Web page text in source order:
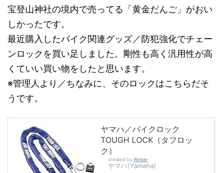
宝登山神社の境内で売ってる「黄金だんご」がおい
しかったです。
最近購入したバイク関連グッズ／防犯強化でチェー
ンロックを買い足しました。剛性も高く汎用性が高
くていい買い物をしたと思います。
※管理人より／ちなみに、そのロックはこちらだそ
うです。
ヤマハ／バイクロック
TOUGH LOCK（タフロッ
ク）
created by Rinker
ヤマハ(Yamaha)